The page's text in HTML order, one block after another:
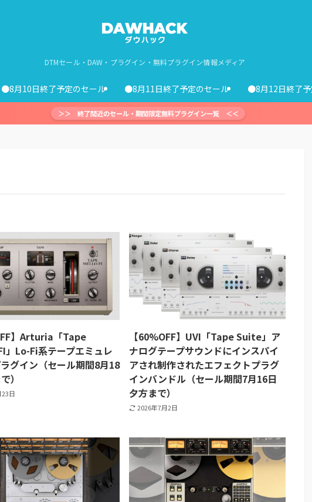
DTMセール・DAW・プラグイン・無料プラグイン情報メディア
●8月10日終了予定のセール ●8月11日終了予定のセール ●8月12日終了
＞＞ 終了間近のセール・期間限定無料プラグイン一覧 ＜＜
】Arturia「Tape
」Lo-Fi系テープエミュレ
グイン（セール期間8月18
）
日
【60%OFF】UVI「Tape Suite」ア
ナログテープサウンドにインスパイ
アされ制作されたエフェクトプラグ
インバンドル（セール期間7月16日
夕方まで）
2026年7月2日